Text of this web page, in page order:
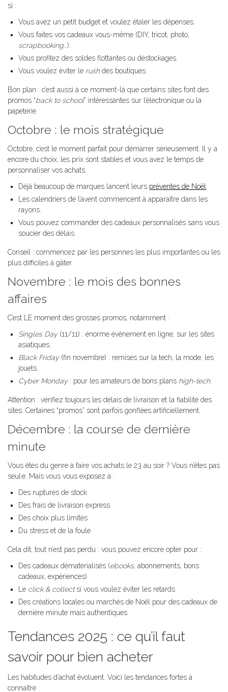
si :
Vous avez un petit budget et voulez étaler les dépenses.
Vous faites vos cadeaux vous-même (DIY, tricot, photo,
scrapbooking…).
Vous profitez des soldes flottantes ou déstockages.
Vous voulez éviter le rushdes boutiques.
Bon plan : c’est aussi à ce moment-là que certains sites font des
promos “back to school” intéressantes sur l’électronique ou la
papeterie.
Octobre : le mois stratégique
Octobre, c’est le moment parfait pour démarrer sérieusement. Il y a
encore du choix, les prix sont stables et vous avez le temps de
personnaliser vos achats.
Déjà beaucoup de marques lancent leurs préventes de Noël.
Les calendriers de l’avent commencent à apparaître dans les
rayons.
Vous pouvez commander des cadeaux personnalisés sans vous
soucier des délais.
Conseil : commencez par les personnes les plus importantes ou les
plus difficiles à gâter.
Novembre : le mois des bonnes
affaires
C’est LE moment des grosses promos, notamment :
Singles Day(11/11) : énorme événement en ligne, sur les sites
asiatiques.
Black Friday(fin novembre) : remises sur la tech, la mode, les
jouets.
Cyber Monday: pour les amateurs de bons plans high-tech.
Attention : vérifiez toujours les délais de livraison et la fiabilité des
sites. Certaines “promos” sont parfois gonflées artificiellement.
Décembre : la course de dernière
minute
Vous êtes du genre à faire vos achats le 23 au soir ? Vous n’êtes pas
seul·e. Mais vous vous exposez à :
Des ruptures de stock
Des frais de livraison express
Des choix plus limités
Du stress et de la foule
Cela dit, tout n’est pas perdu : vous pouvez encore opter pour :
Des cadeaux dématérialisés (ebooks, abonnements, bons
cadeaux, expériences)
Le click & collectsi vous voulez éviter les retards
Des créations locales ou marchés de Noël pour des cadeaux de
dernière minute mais authentiques
Tendances 2025 : ce qu’il faut
savoir pour bien acheter
Les habitudes d’achat évoluent. Voici les tendances fortes à
connaître :